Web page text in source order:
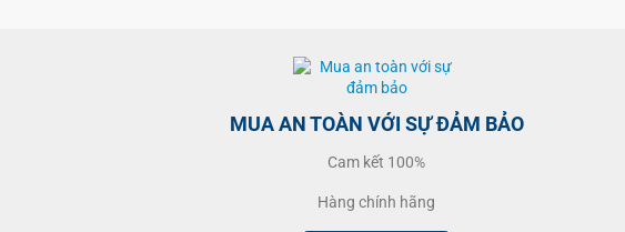
MUA AN TOÀN VỚI SỰ ĐẢM BẢO
Cam kết 100%
Hàng chính hãng